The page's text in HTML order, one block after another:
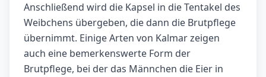
Anschließend wird die Kapsel in die Tentakel des
Weibchens übergeben, die dann die Brutpflege
übernimmt. Einige Arten von Kalmar zeigen
auch eine bemerkenswerte Form der
Brutpflege, bei der das Männchen die Eier in